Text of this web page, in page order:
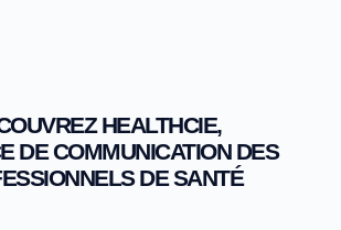
HEALTHCIE,
DE COMMUNICATION DES
DE SANTÉ